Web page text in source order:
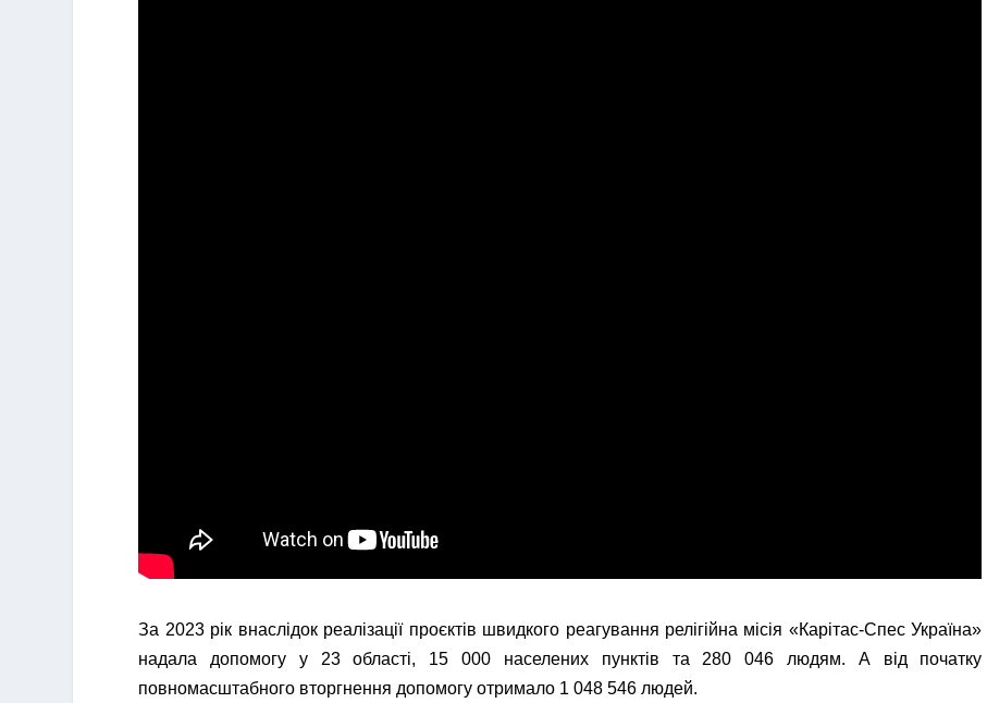
За 2023 рік внаслідок реалізації проєктів швидкого реагування релігійна місія «Карітас-Спес Україна»
надала допомогу у 23 області, 15 000 населених пунктів та 280 046 людям. А від початку
повномасштабного вторгнення допомогу отримало 1 048 546 людей.